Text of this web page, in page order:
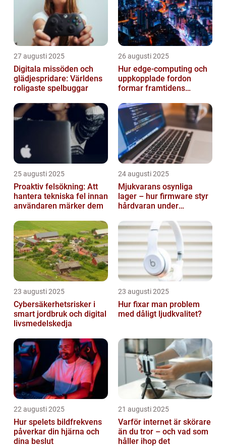
27 augusti 2025
Digitala missöden och
glädjespridare: Världens
roligaste spelbuggar
26 augusti 2025
Hur edge‑computing och
uppkopplade fordon
formar framtidens
25 augusti 2025
Proaktiv felsökning: Att
hantera tekniska fel innan
användaren märker dem
24 augusti 2025
Mjukvarans osynliga
lager – hur firmware styr
hårdvaran under
23 augusti 2025
Cybersäkerhetsrisker i
smart jordbruk och digital
livsmedelskedja
23 augusti 2025
Hur fixar man problem
med dåligt ljudkvalitet?
22 augusti 2025
Hur spelets bildfrekvens
påverkar din hjärna och
dina beslut
21 augusti 2025
Varför internet är skörare
än du tror – och vad som
håller ihop det